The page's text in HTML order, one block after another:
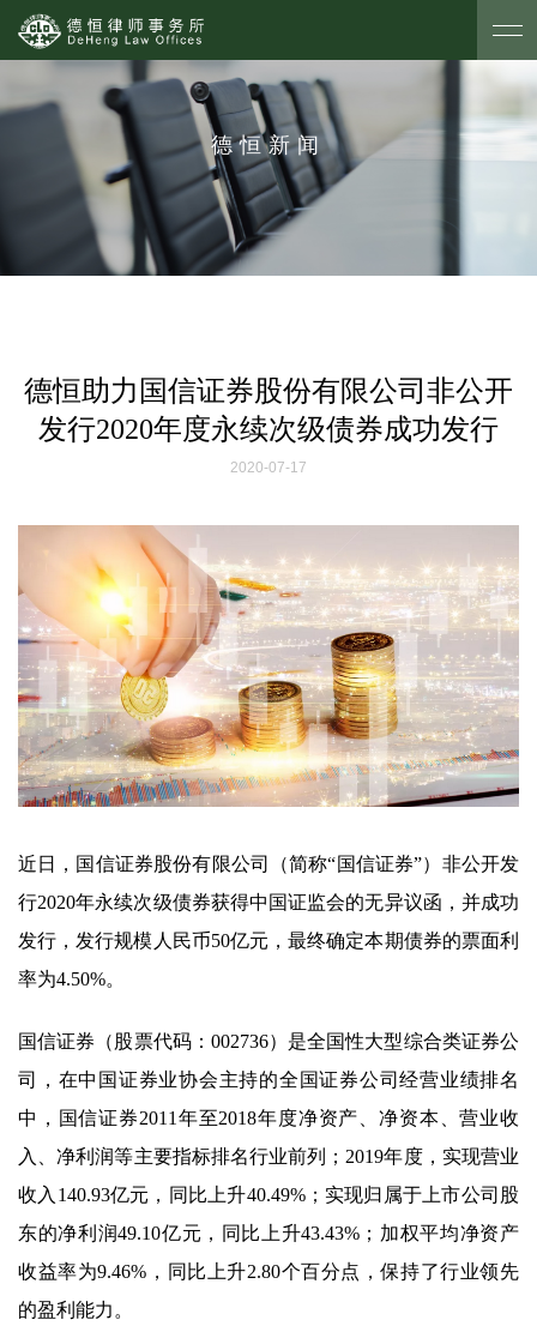
德恒新闻
德恒助力国信证券股份有限公司非公开
发行2020年度永续次级债券成功发行
2020-07-17
近日，国信证券股份有限公司（简称“国信证券”）非公开发
行2020年永续次级债券获得中国证监会的无异议函，并成功
发行，发行规模人民币50亿元，最终确定本期债券的票面利
率为4.50%。
国信证券（股票代码：002736）是全国性大型综合类证券公
司，在中国证券业协会主持的全国证券公司经营业绩排名
中，国信证券2011年至2018年度净资产、净资本、营业收
入、净利润等主要指标排名行业前列；2019年度，实现营业
收入140.93亿元，同比上升40.49%；实现归属于上市公司股
东的净利润49.10亿元，同比上升43.43%；加权平均净资产
收益率为9.46%，同比上升2.80个百分点，保持了行业领先
的盈利能力。